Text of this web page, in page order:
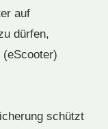
auf
dürfen,
(eScooter)
schützt